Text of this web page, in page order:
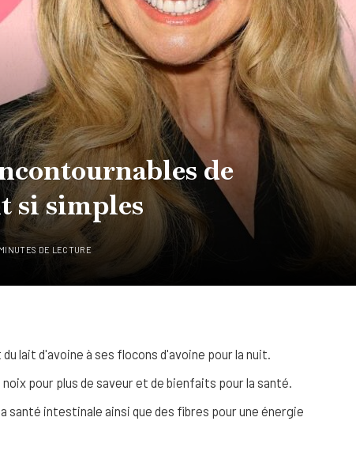
de
si simples
DE LECTURE
lait d'avoine à ses flocons d'avoine pour la nuit.
pour plus de saveur et de bienfaits pour la santé.
santé intestinale ainsi que des fibres pour une énergie